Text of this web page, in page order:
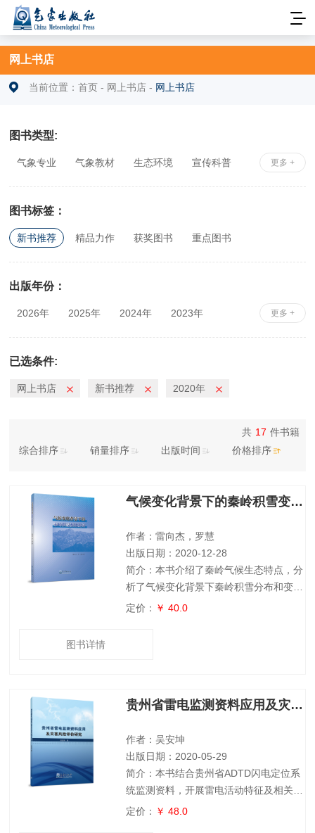
网上书店
当前位置：首页 - 网上书店 - 网上书店
图书类型:
更多 +
气象专业 气象教材 生态环境
宣传科普
图书标签：
新书推荐 精品力作 获奖图书 重点图书
出版年份：
更多 +
2026年 2025年 2024年
2023年
2010年
已选条件:
网上书店 新书推荐 2020年
综合排序 销量排序 出版时间 价格排序
共 17 件书籍
气候变化背景下的秦岭积雪变化研究
作者：雷向杰，罗慧
出版日期：2020-12-28
简介：本书介绍了秦岭气候生态特点，分
析了气候变化背景下秦岭积雪分布和变化
的基本事实，以及积雪变化与气温、降水
候变化、开发利用气候资源、气象防灾减
避害、造福人民的风险应对策略，形成决
策气象
定价： ￥ 40.0
图书详情
贵州省雷电监测资料应用及灾害风险评价研究
作者：吴安坤
出版日期：2020-05-29
简介：本书结合贵州省ADTD闪电定位系
统监测资料，开展雷电活动特征及相关参
数研究，摸清闪电活动时空分布特征，探
定价： ￥ 48.0